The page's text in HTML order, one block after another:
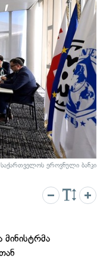
ეროვნული ბანკი
მინისტრმა